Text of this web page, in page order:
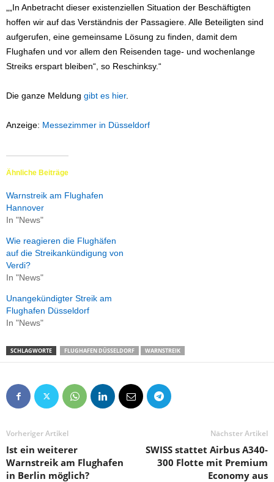
„„In Anbetracht dieser existenziellen Situation der Beschäftigten
hoffen wir auf das Verständnis der Passagiere. Alle Beteiligten sind
aufgerufen, eine gemeinsame Lösung zu finden, damit dem
Flughafen und vor allem den Reisenden tage- und wochenlange
Streiks erspart bleiben“, so Reschinksy.“
Die ganze Meldung gibt es hier.
Anzeige: Messezimmer in Düsseldorf
Ähnliche Beiträge
Warnstreik am Flughafen
Hannover
In "News"
Wie reagieren die Flughäfen
auf die Streikankündigung von
Verdi?
In "News"
Unangekündigter Streik am
Flughafen Düsseldorf
In "News"
SCHLAGWORTE FLUGHAFEN DÜSSELDORF WARNSTREIK
Vorheriger Artikel
Ist ein weiterer
Warnstreik am Flughafen
in Berlin möglich?
Nächster Artikel
SWISS stattet Airbus A340-
300 Flotte mit Premium
Economy aus